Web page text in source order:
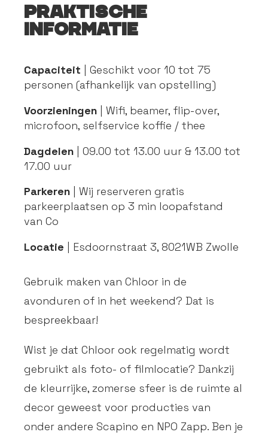
Praktische
informatie
Capaciteit | Geschikt voor 10 tot 75
personen (afhankelijk van opstelling)
Voorzieningen | Wifi, beamer, flip-over,
microfoon, selfservice koffie / thee
Dagdelen | 09.00 tot 13.00 uur & 13.00 tot
17.00 uur
Parkeren | Wij reserveren gratis
parkeerplaatsen op 3 min loopafstand
van Co
Locatie | Esdoornstraat 3, 8021WB Zwolle
Gebruik maken van Chloor in de
avonduren of in het weekend? Dat is
bespreekbaar!
Wist je dat Chloor ook regelmatig wordt
gebruikt als foto- of filmlocatie? Dankzij
de kleurrijke, zomerse sfeer is de ruimte al
decor geweest voor producties van
onder andere Scapino en NPO Zapp. Ben je